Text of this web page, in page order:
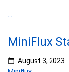
...
MiniFlux
August 3, 2023